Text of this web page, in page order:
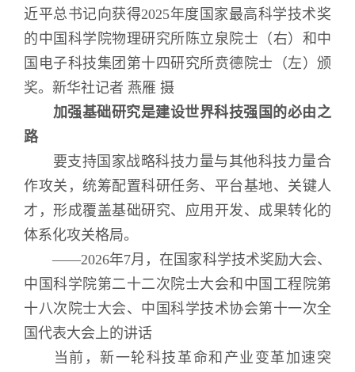
近平总书记向获得2025年度国家最高科学技术奖
的中国科学院物理研究所陈立泉院士（右）和中
国电子科技集团第十四研究所贲德院士（左）颁
奖。新华社记者 燕雁 摄
加强基础研究是建设世界科技强国的必由之
路
要支持国家战略科技力量与其他科技力量合
作攻关，统筹配置科研任务、平台基地、关键人
才，形成覆盖基础研究、应用开发、成果转化的
体系化攻关格局。
——2026年7月，在国家科学技术奖励大会、
中国科学院第二十二次院士大会和中国工程院第
十八次院士大会、中国科学技术协会第十一次全
国代表大会上的讲话
当前，新一轮科技革命和产业变革加速突